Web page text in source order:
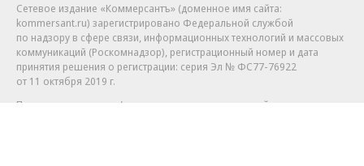
Сетевое издание «Коммерсантъ» (доменное имя сайта:
kommersant.ru) зарегистрировано Федеральной службой
по надзору в сфере связи, информационных технологий и массовых
коммуникаций (Роскомнадзор), регистрационный номер и дата
принятия решения о регистрации: серия Эл № ФС77-76922
от 11 октября 2019 г.
Партнерские проекты/материалы, новости компаний, материалы